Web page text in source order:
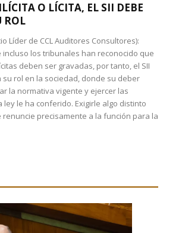
O LÍCITA, EL SII DEBE
ROL
Líder de CCL Auditores Consultores):
incluso los tribunales han reconocido que
deben ser gravadas, por tanto, el SII
su rol en la sociedad, donde su deber
la normativa vigente y ejercer las
le ha conferido. Exigirle algo distinto
precisamente a la función para la